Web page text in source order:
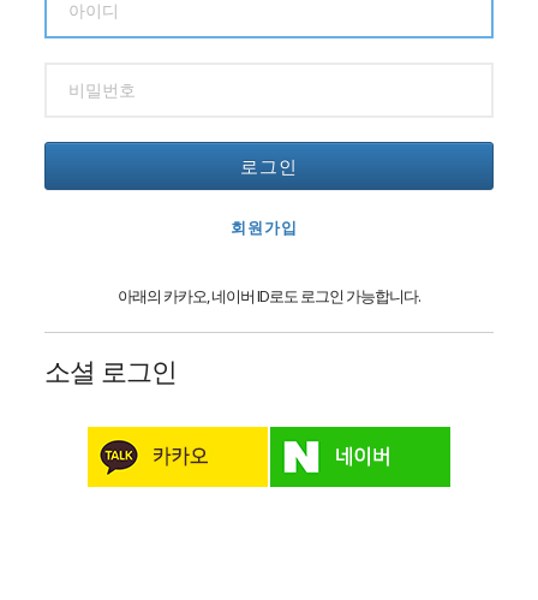
로그인
회원가입
아래의 카카오, 네이버 ID로도 로그인 가능합니다.
소셜 로그인